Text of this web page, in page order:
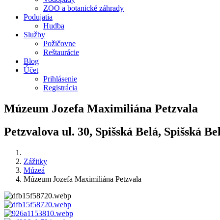
ZOO a botanické záhrady
Podujatia
Hudba
Služby
Požičovne
Reštaurácie
Blog
Účet
Prihlásenie
Registrácia
Múzeum Jozefa Maximiliána Petzvala
Petzvalova ul. 30, Spišská Belá, Spišská
Zážitky
Múzeá
Múzeum Jozefa Maximiliána Petzvala